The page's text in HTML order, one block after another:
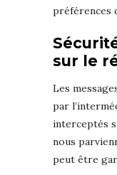
préférences
sur le
Les
par
interceptés
nous
peut être